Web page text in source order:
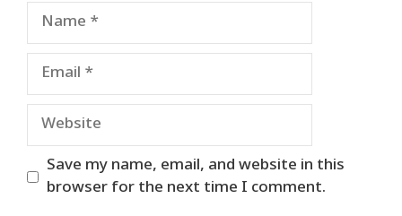
Name
Email
Website
Save my name, email, and website in this
browser for the next time I comment.